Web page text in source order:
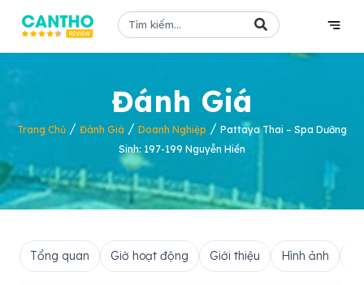
Đánh Giá
Trang Chủ / Đánh Giá / Doanh Nghiệp / Pattaya Thai – Spa Dưỡng
Sinh: 197-199 Nguyễn Hiền
Tổng quan Giờ hoạt động Giới thiệu Hình ảnh